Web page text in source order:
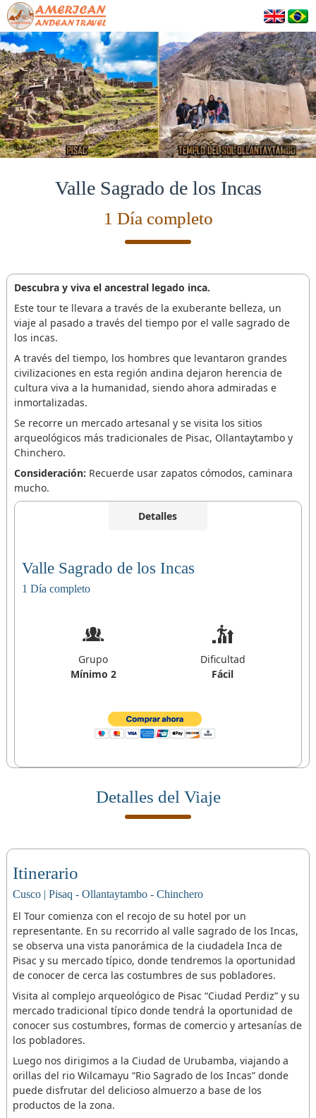
Valle Sagrado de los Incas
1 Día completo
Descubra y viva el ancestral legado inca.
Este tour te llevara a través de la exuberante belleza, un
viaje al pasado a través del tiempo por el valle sagrado de
los incas.
A través del tiempo, los hombres que levantaron grandes
civilizaciones en esta región andina dejaron herencia de
cultura viva a la humanidad, siendo ahora admiradas e
inmortalizadas.
Se recorre un mercado artesanal y se visita los sitios
arqueológicos más tradicionales de Pisac, Ollantaytambo y
Chinchero.
Consideración: Recuerde usar zapatos cómodos, caminara
mucho.
Detalles
Valle Sagrado de los Incas
1 Día completo
Grupo
Mínimo 2
Dificultad
Fácil
Detalles del Viaje
Itinerario
Cusco | Pisaq - Ollantaytambo - Chinchero
El Tour comienza con el recojo de su hotel por un
representante. En su recorrido al valle sagrado de los Incas,
se observa una vista panorámica de la ciudadela Inca de
Pisac y su mercado típico, donde tendremos la oportunidad
de conocer de cerca las costumbres de sus pobladores.
Visita al complejo arqueológico de Pisac “Ciudad Perdiz” y su
mercado tradicional típico donde tendrá la oportunidad de
conocer sus costumbres, formas de comercio y artesanías de
los pobladores.
Luego nos dirigimos a la Ciudad de Urubamba, viajando a
orillas del rio Wilcamayu “Rio Sagrado de los Incas” donde
puede disfrutar del delicioso almuerzo a base de los
productos de la zona.